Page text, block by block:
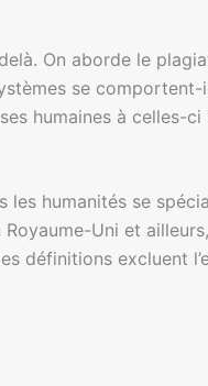
On aborde le
se
humaines à celles-ci
humanités se
Uni et
définitions excluent